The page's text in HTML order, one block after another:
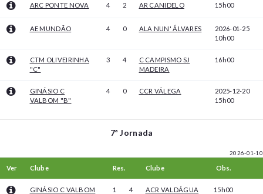
ARC PONTE NOVA 4 2 AR CANIDELO 15h00
AE MUNDÃO 4 0 ALA NUN' ÁLVARES
2026-01-25
10h00
CTM OLIVEIRINHA
"C"
3 4
C CAMPISMO SJ
MADEIRA
16h00
GINÁSIO C
VALBOM "B"
4 0 CCR VÁLEGA
2025-12-20
15h00
7ª Jornada
2026-01-10
Ver Clube Res. Clube Obs.
GINÁSIO C VALBOM
1 4 ACR VALDÁGUA 15h00